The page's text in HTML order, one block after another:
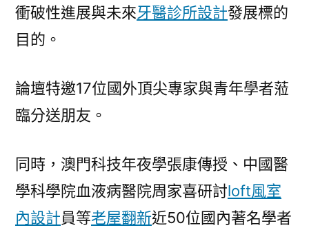
衝破性進展與未來牙醫診所設計發展標的
目的。
論壇特邀17位國外頂尖專家與青年學者蒞
臨分送朋友。
同時，澳門科技年夜學張康傳授、中國醫
學科學院血液病醫院周家喜研討loft風室
內設計員等老屋翻新近50位國內著名學者